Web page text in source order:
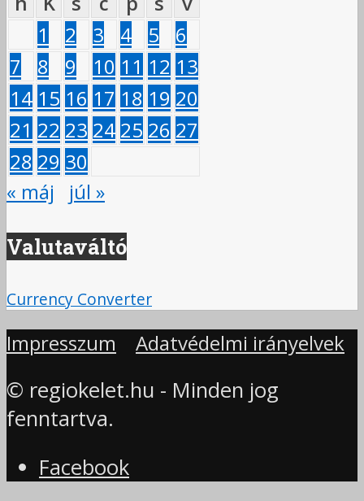
1
2 3 4 5
6
7
8 9 10 11 12 13
14 15 16 17 18 19 20
21 22 23 24 25 26 27
28 29 30
« máj
júl »
Valutaváltó
Currency Converter
Impresszum Adatvédelmi irányelvek
© regiokelet.hu - Minden jog
fenntartva.
Facebook